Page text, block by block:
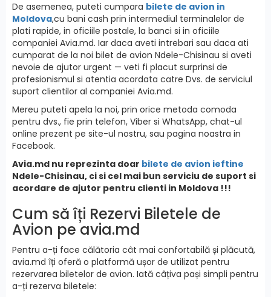
De asemenea, puteti cumpara bilete de avion in
Moldova,cu bani cash prin intermediul terminalelor de
plati rapide, in oficiile postale, la banci si in oficiile
companiei Avia.md. Iar daca aveti intrebari sau daca ati
cumparat de la noi bilet de avion Ndele-Chisinau si aveti
nevoie de ajutor urgent — veti fi placut surprinsi de
profesionismul si atentia acordata catre Dvs. de serviciul
suport clientilor al companiei Avia.md.
Mereu puteti apela la noi, prin orice metoda comoda
pentru dvs., fie prin telefon, Viber si WhatsApp, chat-ul
online prezent pe site-ul nostru, sau pagina noastra in
Facebook.
Avia.md nu reprezinta doar bilete de avion ieftine
Ndele-Chisinau, ci si cel mai bun serviciu de suport si
acordare de ajutor pentru clienti in Moldova !!!
Cum să îți Rezervi Biletele de
Avion pe avia.md
Pentru a-ți face călătoria cât mai confortabilă și plăcută,
avia.md îți oferă o platformă ușor de utilizat pentru
rezervarea biletelor de avion. Iată câțiva pași simpli pentru
a-ți rezerva biletele: